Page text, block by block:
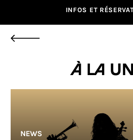
INFOS ET
À la
NEWS